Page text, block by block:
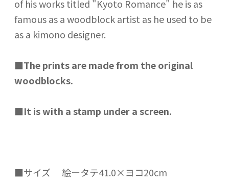
of his works titled "Kyoto Romance" he is as
famous as a woodblock artist as he used to be
as a kimono designer.
■The prints are made from the original
woodblocks.
■It is with a stamp under a screen.
■サイズ 絵ータテ41.0×ヨコ20cm